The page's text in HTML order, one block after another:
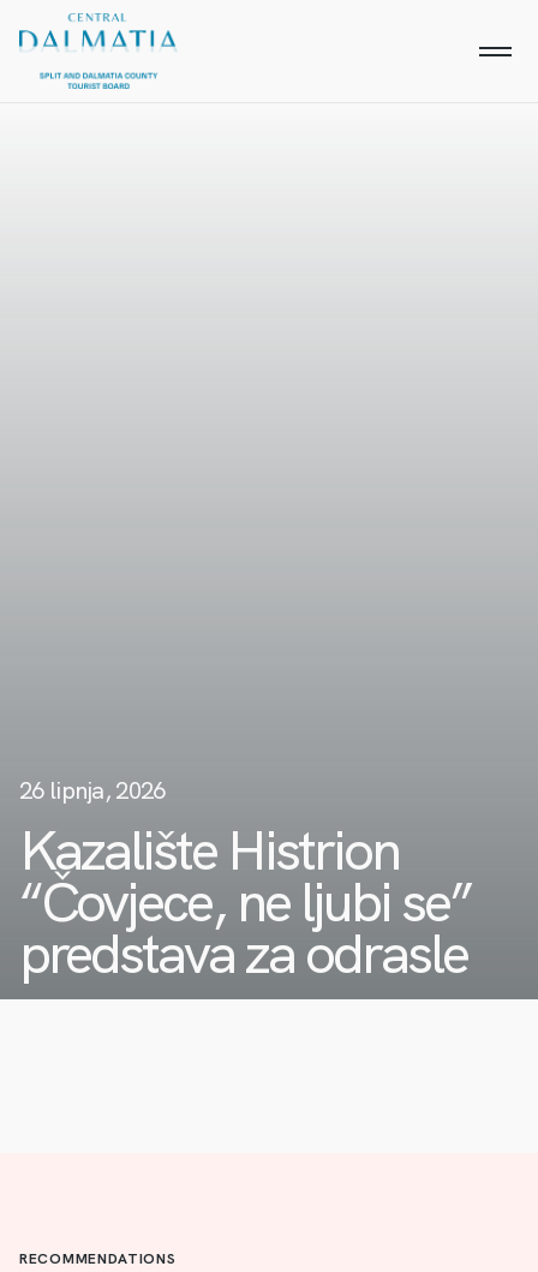
26 lipnja, 2026
Kazalište Histrion
“Čovjece, ne ljubi se”
predstava za odrasle
RECOMMENDATIONS